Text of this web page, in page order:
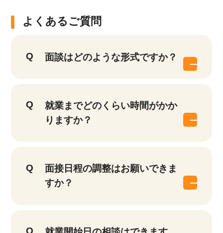
よくあるご質問
面談はどのような形式ですか？
就業までどのくらい時間がかか
りますか？
面接日程の調整はお願いできま
すか？